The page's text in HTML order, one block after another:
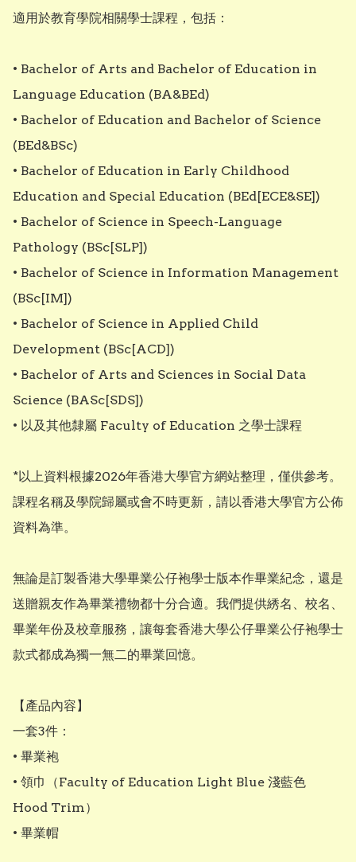
適用於教育學院相關學士課程，包括：
• Bachelor of Arts and Bachelor of Education in
Language Education (BA&BEd)
• Bachelor of Education and Bachelor of Science
(BEd&BSc)
• Bachelor of Education in Early Childhood
Education and Special Education (BEd[ECE&SE])
• Bachelor of Science in Speech-Language
Pathology (BSc[SLP])
• Bachelor of Science in Information Management
(BSc[IM])
• Bachelor of Science in Applied Child
Development (BSc[ACD])
• Bachelor of Arts and Sciences in Social Data
Science (BASc[SDS])
• 以及其他隸屬 Faculty of Education 之學士課程
*以上資料根據2026年香港大學官方網站整理，僅供參考。
課程名稱及學院歸屬或會不時更新，請以香港大學官方公佈
資料為準。
無論是訂製香港大學畢業公仔袍學士版本作畢業紀念，還是
送贈親友作為畢業禮物都十分合適。我們提供綉名、校名、
畢業年份及校章服務，讓每套香港大學公仔畢業公仔袍學士
款式都成為獨一無二的畢業回憶。
【產品內容】
一套3件：
• 畢業袍
• 領巾（Faculty of Education Light Blue 淺藍色
Hood Trim）
• 畢業帽